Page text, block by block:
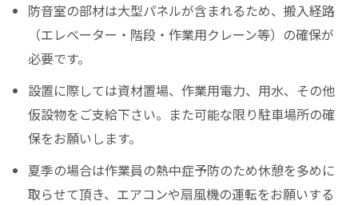
防音室の部材は大型パネルが含まれるため、搬入経路
（エレベーター・階段・作業用クレーン等）の確保が
必要です。
設置に際しては資材置場、作業用電力、用水、その他
仮設物をご支給下さい。また可能な限り駐車場所の確
保をお願いします。
夏季の場合は作業員の熱中症予防のため休憩を多めに
取らせて頂き、エアコンや扇風機の運転をお願いする